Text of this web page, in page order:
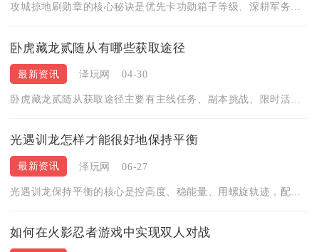
攻城掠地刷勋章的核心秘诀是优先卡功勋箱子等级、深耕军务与国战...
卧虎藏龙贰随从有哪些获取途径
最新资讯 泽玩网 04-30
光遇训龙怎样才能很好地保持平衡
最新资讯 泽玩网 06-27
如何在火影忍者游戏中实现双人对战